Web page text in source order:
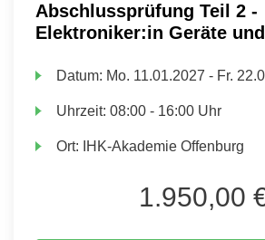
Abschlussprüfung Teil 2 -
Elektroniker:in Geräte
Datum: Mo. 11.01.2027 - Fr.
Uhrzeit:08:00 - 16:00 Uhr
Ort: IHK-Akademie Offenburg
1.950,00